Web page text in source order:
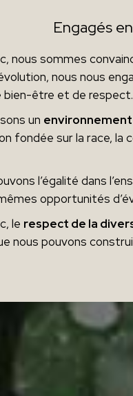
Engagés
nous sommes
nous nous
bien-être et de respect.
un
fondée sur la race, la
l’égalité dans
opportunités
le respect de la
nous pouvons